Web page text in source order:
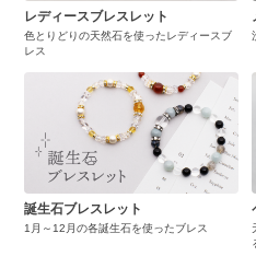
レディースブレスレット
色とりどりの天然石を使ったレディースブ
レス
誕生石ブレスレット
1月～12月の各誕生石を使ったブレス